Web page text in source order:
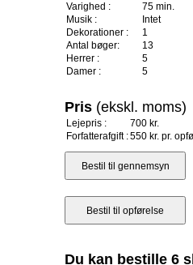
Varighed :
75 min.
Musik :
Intet
Dekorationer :
1
Antal bøger:
13
Herrer :
5
Damer :
5
Pris (ekskl. moms)
Lejepris :
700 kr.
Forfatterafgift :550 kr. pr.
Du kan bestille 6